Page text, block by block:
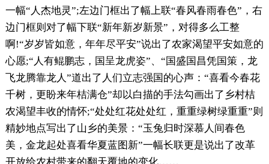
一幅“人杰地灵”;左边门框出了幅上联“春风春雨春色”，右
边门框则对了幅下联“新年新岁新景”，对得多么工整
啊!“岁岁皆如意，年年尽平安”说出了农家渴望平安如意的
心愿;“人有鲲鹏志，国呈龙虎姿”、“国盛国昌凭国策，龙
飞龙腾靠龙人”道出了人们立志强国的心声：“喜看今春花
千树，更盼来年桔满仓”却以白描的手法勾画出了乡村桔
农渴望丰收的情怀;“处处红花处处红，重重绿树绿重重”则
精妙地点写出了山乡的美景：“玉兔归时深慕人间春色
美，金龙起处喜看华夏蓝图新”一幅长联更是说出了改革